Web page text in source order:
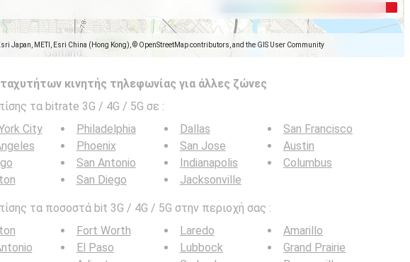
Japan, METI, Esri China (Hong Kong), © OpenStreetMap contributors, and the GIS User Community
κινητής τηλεφωνίας για άλλες ζώνες
τα bitrate 3G / 4G / 5G σε :
City
Philadelphia
Phoenix
San Antonio
San Diego
Dallas
San Jose
Indianapolis
Jacksonville
San Francisco
Austin
Columbus
τα ποσοστά bit 3G / 4G / 5G στην περιοχή σας :
Fort Worth
El Paso
Laredo
Lubbock
Amarillo
Grand Prairie